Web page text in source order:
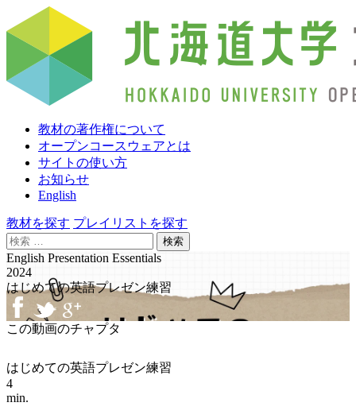
教材の著作権について
オープンコースウェアとは
サイトの使い方
お知らせ
English
教材を探す プレイリストを探す
検
索:
English Presentation Essentials
2024
はじめての英語プレゼン練習
この動画のチャプタ
はじめての英語プレゼン練習
4
min.